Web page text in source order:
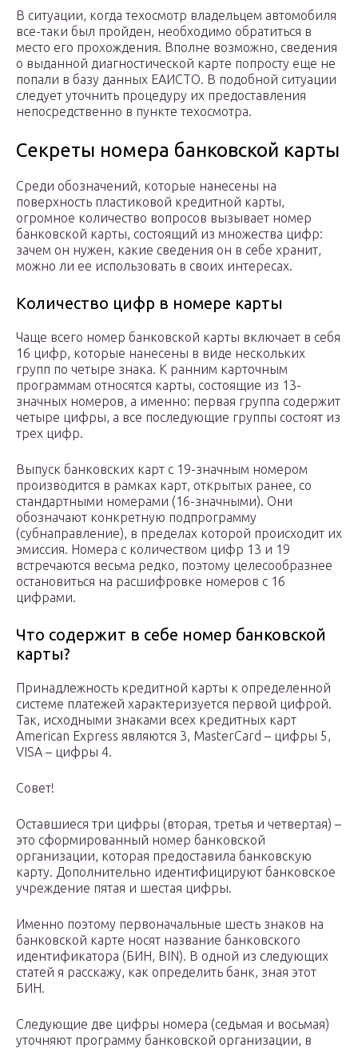
В ситуации, когда техосмотр владельцем автомобиля
все-таки был пройден, необходимо обратиться в
место его прохождения. Вполне возможно, сведения
о выданной диагностической карте попросту еще не
попали в базу данных ЕАИСТО. В подобной ситуации
следует уточнить процедуру их предоставления
непосредственно в пункте техосмотра.
Секреты номера банковской карты
Среди обозначений, которые нанесены на
поверхность пластиковой кредитной карты,
огромное количество вопросов вызывает номер
банковской карты, состоящий из множества цифр:
зачем он нужен, какие сведения он в себе хранит,
можно ли ее использовать в своих интересах.
Количество цифр в номере карты
Чаще всего номер банковской карты включает в себя
16 цифр, которые нанесены в виде нескольких
групп по четыре знака. К ранним карточным
программам относятся карты, состоящие из 13-
значных номеров, а именно: первая группа содержит
четыре цифры, а все последующие группы состоят из
трех цифр.
Выпуск банковских карт с 19-значным номером
производится в рамках карт, открытых ранее, со
стандартными номерами (16-значными). Они
обозначают конкретную подпрограмму
(субнаправление), в пределах которой происходит их
эмиссия. Номера с количеством цифр 13 и 19
встречаются весьма редко, поэтому целесообразнее
остановиться на расшифровке номеров с 16
цифрами.
Что содержит в себе номер банковской
карты?
Принадлежность кредитной карты к определенной
системе платежей характеризуется первой цифрой.
Так, исходными знаками всех кредитных карт
American Express являются 3, MasterCard – цифры 5,
VISA – цифры 4.
Совет!
Оставшиеся три цифры (вторая, третья и четвертая) –
это сформированный номер банковской
организации, которая предоставила банковскую
карту. Дополнительно идентифицируют банковское
учреждение пятая и шестая цифры.
Именно поэтому первоначальные шесть знаков на
банковской карте носят название банковского
идентификатора (БИН, BIN). В одной из следующих
статей я расскажу, как определить банк, зная этот
БИН.
Следующие две цифры номера (седьмая и восьмая)
уточняют программу банковской организации, в